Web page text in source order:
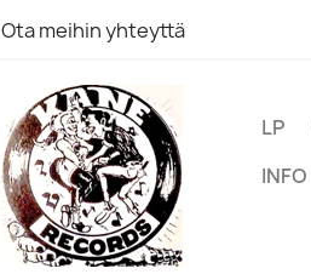
Ota meihin yhteyttä
LP
INFO